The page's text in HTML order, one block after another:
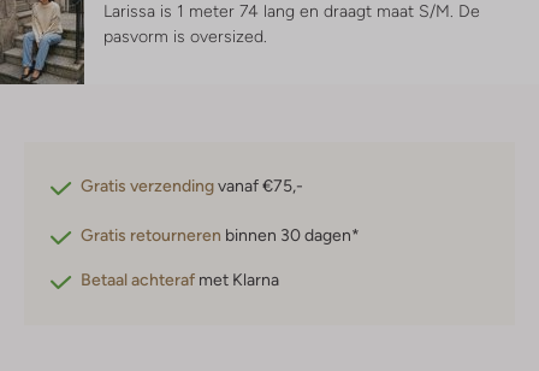
Larissa is 1 meter 74 lang en draagt maat S/M. De
pasvorm is oversized
Gratis verzendingvanaf €75,-
Gratis retourneren binnen 30 dagen*
Betaal achteraf met Klarna